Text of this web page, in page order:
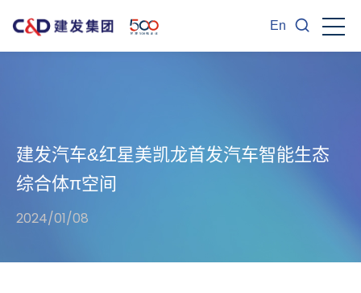
En
建发汽车&红星美凯龙首发汽车智能生态
综合体π空间
2024/01/08